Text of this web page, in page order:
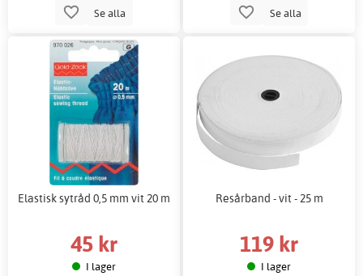
Se alla Se alla
Elastisk sytråd 0,5 mm vit 20 m
45 kr
I lager
Resårband - vit - 25 m
119 kr
I lager